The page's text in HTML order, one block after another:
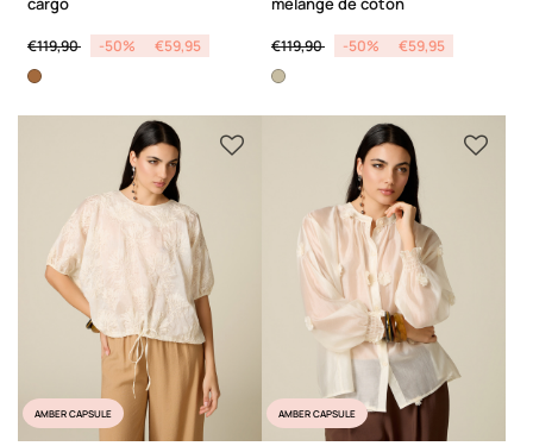
Price reduced from
€119,90 to -50% €59,95 Price reduced from
€119,90 to -50% €59,95
AMBER CAPSULE AMBER CAPSULE